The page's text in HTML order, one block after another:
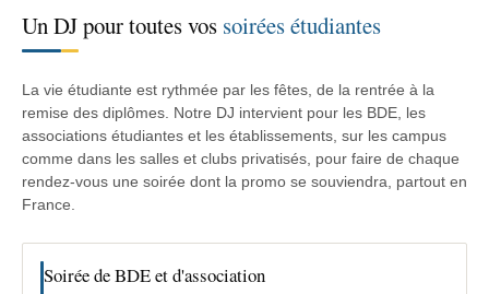
Un DJ pour toutes vos soirées étudiantes
La vie étudiante est rythmée par les fêtes, de la rentrée à la
remise des diplômes. Notre DJ intervient pour les BDE, les
associations étudiantes et les établissements, sur les campus
comme dans les salles et clubs privatisés, pour faire de chaque
rendez-vous une soirée dont la promo se souviendra, partout en
France.
Soirée de BDE et d'association